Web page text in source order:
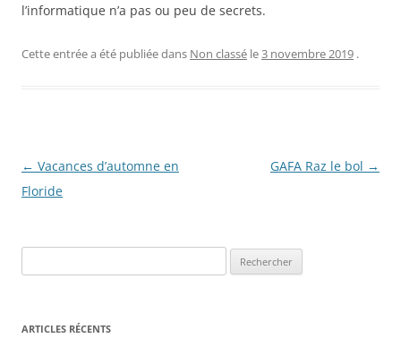
l’informatique n’a pas ou peu de secrets.
Cette entrée a été publiée dans Non classé le3 novembre 2019 .
Navigation
des
← Vacances d’automne en
Floride
GAFA Raz le bol →
e
h
ARTICLES RÉCENTS